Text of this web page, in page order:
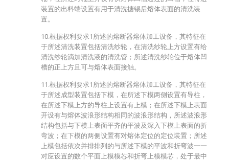
装置的出料端设置有用于清洗搪锡后熔体表面的清洗装
置。
10.根据权利要求1所述的熔断器熔体加工设备，其特征在
于所述清洗装置包括清洗纱轮，在清洗纱轮上方设置有给
清洗纱轮滴加清洗液的清洗管；所述清洗纱轮位于熔体凹
槽的正上方且可与熔体表面接触。
11.根据权利要求1所述的熔断器熔体加工设备，其特征在
于所述成型装置包括下模，在所述下模两侧设置有导柱，
在所述下模上方的导柱上设置有上模；在所述下模上表面
开设有与熔体波浪形结构相同的波浪形结构，所述波浪形
结构包括与下模上表面平齐的平波及深入下模上表面的折
弯波；在下模的两侧设置有对熔体定位的定位装置；所述
上模包括依次并排排列的与所述下模的平波和折弯波一一
对应设置的数个平面上模模芯和折弯上模模芯，处于最中